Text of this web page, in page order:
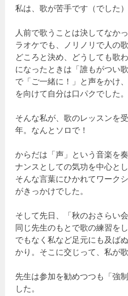
私は、歌が苦手です（でした）
人前で歌うことは決してなか
ラオケでも、ノリノリで人の
どころと決め、どうしても歌
になったときは「誰もがつい
で「ご一緒に！」と声をかけ
を向けて自分は口パクでした。
そんな私が、歌のレッスンを
年。なんとソロで！
からだは「声」という音楽を
ナンスとしての気功を中心と
そんな言葉にひかれてワーク
がきっかけでした。
そして先日、「秋のおさらい
同じ先生のもとで歌の練習を
でもなく私など足元にも及ば
かり。そこに交じって、私が
先生は参加を勧めつつも「強
した。